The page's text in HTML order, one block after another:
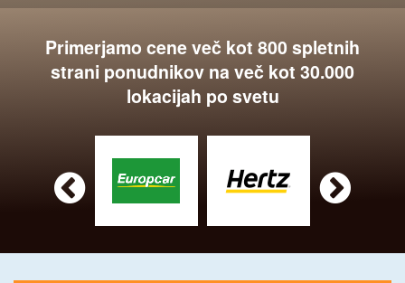
Primerjamo cene več kot 800 spletnih
strani ponudnikov na več kot 30.000
lokacijah po svetu
 